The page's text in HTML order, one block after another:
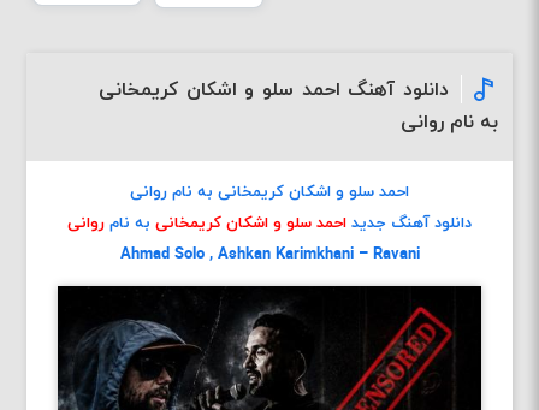
دانلود آهنگ احمد سلو و اشکان کریمخانی
به نام روانی
احمد سلو و اشکان کریمخانی به نام روانی
دانلود آهنگ جدید احمد سلو و اشکان کریمخانی به نام روانی
Ahmad Solo , Ashkan Karimkhani – Ravani